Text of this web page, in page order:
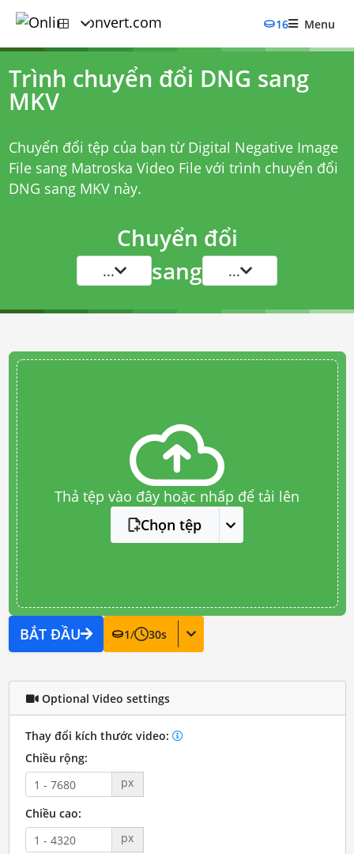
16 Menu
Trình chuyển đổi DNG sang
MKV
Chuyển đổi tệp của bạn từ Digital Negative Image
File sang Matroska Video File với trình chuyển đổi
DNG sang MKVnày.
Chuyển đổi
... sang ...
Thả tệp vào đây hoặc nhấp để tải lên
Chọn tệp
BẮT ĐẦU 1/ 30s
Optional Video settings
Thay đổi kích thước video:
Chiều rộng:
px
Chiều cao:
px